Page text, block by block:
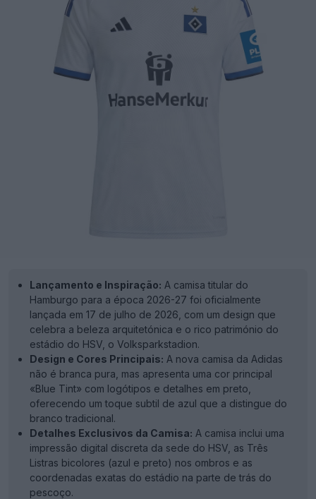
Lançamento e Inspiração: A camisa titular do
Hamburgo para a época 2026-27 foi oficialmente
lançada em 17 de julho de 2026, com um design que
celebra a beleza arquitetónica e o rico património do
estádio do HSV, o Volksparkstadion.
Design e Cores Principais: A nova camisa da Adidas
não é branca pura, mas apresenta uma cor principal
«Blue Tint» com logótipos e detalhes em preto,
oferecendo um toque subtil de azul que a distingue do
branco tradicional.
Detalhes Exclusivos da Camisa: A camisa inclui uma
impressão digital discreta da sede do HSV, as Três
Listras bicolores (azul e preto) nos ombros e as
coordenadas exatas do estádio na parte de trás do
pescoço.